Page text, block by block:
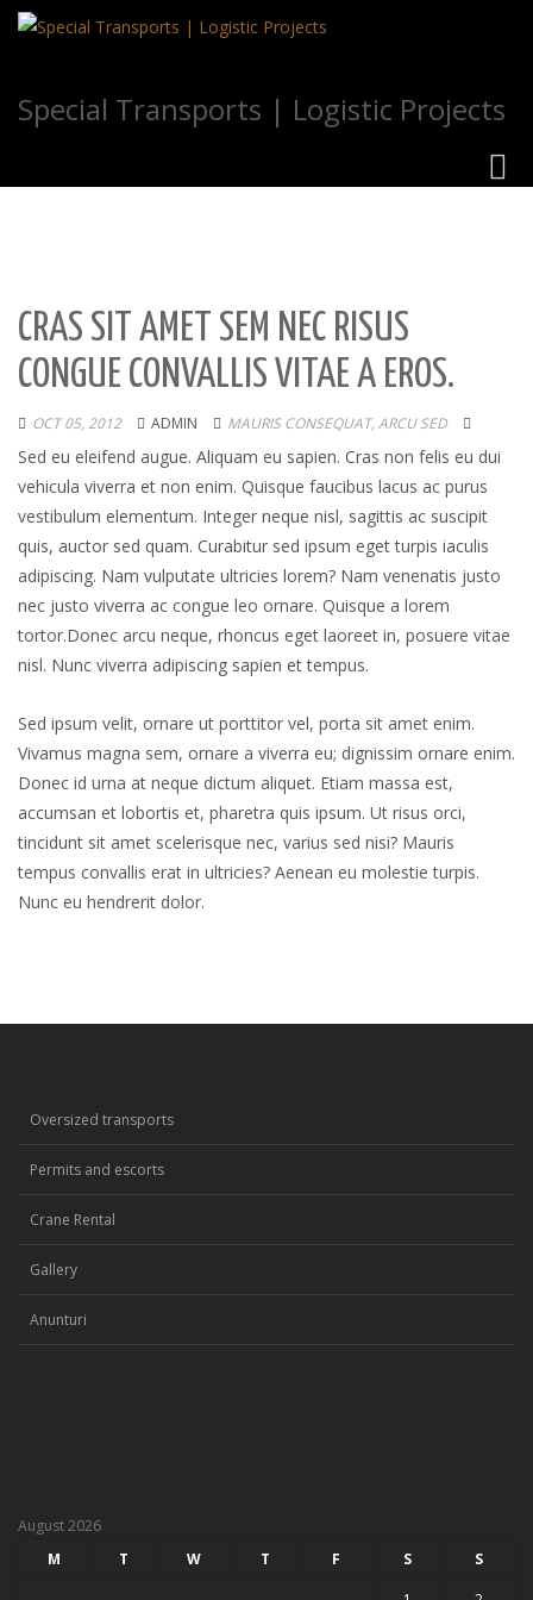
Special Transports | Logistic Projects
CRAS SIT AMET SEM NEC RISUS
CONGUE CONVALLIS VITAE A EROS.
OCT 05, 2012 ADMIN MAURIS CONSEQUAT, ARCU SED
Sed eu eleifend augue. Aliquam eu sapien. Cras non felis eu dui
vehicula viverra et non enim. Quisque faucibus lacus ac purus
vestibulum elementum. Integer neque nisl, sagittis ac suscipit
quis, auctor sed quam. Curabitur sed ipsum eget turpis iaculis
adipiscing. Nam vulputate ultricies lorem? Nam venenatis justo
nec justo viverra ac congue leo ornare. Quisque a lorem
tortor.Donec arcu neque, rhoncus eget laoreet in, posuere vitae
nisl. Nunc viverra adipiscing sapien et tempus.
Sed ipsum velit, ornare ut porttitor vel, porta sit amet enim.
Vivamus magna sem, ornare a viverra eu; dignissim ornare enim.
Donec id urna at neque dictum aliquet. Etiam massa est,
accumsan et lobortis et, pharetra quis ipsum. Ut risus orci,
tincidunt sit amet scelerisque nec, varius sed nisi? Mauris
tempus convallis erat in ultricies? Aenean eu molestie turpis.
Nunc eu hendrerit dolor.
Oversized transports
Permits and escorts
Crane Rental
Gallery
Anunturi
August 2026
M
T W T F S
S